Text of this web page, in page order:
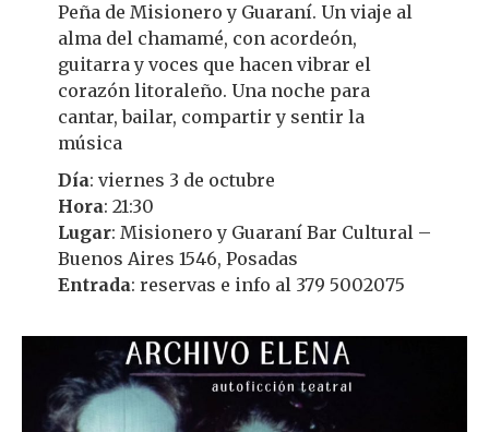
Peña de Misionero y Guaraní. Un viaje al
alma del chamamé, con acordeón,
guitarra y voces que hacen vibrar el
corazón litoraleño. Una noche para
cantar, bailar, compartir y sentir la
música
Día: viernes 3 de octubre
Hora: 21:30
Lugar: Misionero y Guaraní Bar Cultural –
Buenos Aires 1546, Posadas
Entrada: reservas e info al 379 5002075